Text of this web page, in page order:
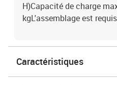
H)Capacité de charge
kgL'assemblage est
Caractéristiques